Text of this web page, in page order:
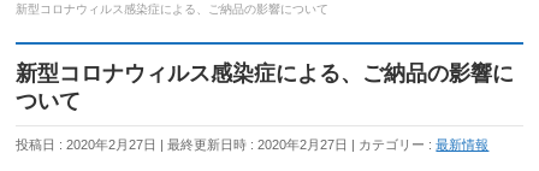
新型コロナウィルス感染症による、ご納品の影響について
新型コロナウィルス感染症による、ご納品の影響に
ついて
投稿日 : 2020年2月27日 最終更新日時 : 2020年2月27日 カテゴリー :最新情報